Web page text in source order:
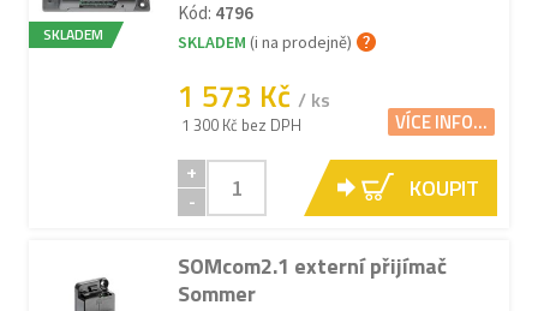
SKLADEM
Kód: 4796
SKLADEM (i na prodejně)
1 573 Kč / ks
1 300 Kč bez DPH VÍCE INFO...
+
-
KOUPIT
SOMcom2.1 externí přijímač
Sommer